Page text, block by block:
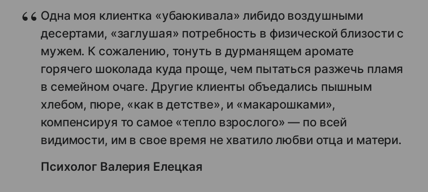
Одна моя клиентка «убаюкивала» либидо воздушными
десертами, «заглушая» потребность в физической близости с
мужем. К сожалению, тонуть в дурманящем аромате
горячего шоколада куда проще, чем пытаться разжечь пламя
в семейном очаге. Другие клиенты объедались пышным
хлебом, пюре, «как в детстве», и «макарошками»,
компенсируя то самое «тепло взрослого» — по всей
видимости, им в свое время не хватило любви отца и матери.
Психолог Валерия Елецкая